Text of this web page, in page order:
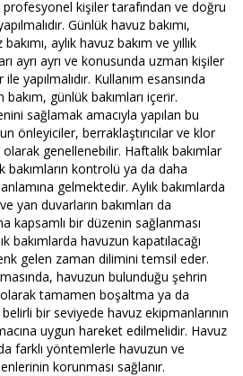
profesyonel kişiler tarafından ve doğru
Günlük havuz bakımı,
aylık havuz bakım ve yıllık
ayrı ayrı ve konusunda uzman kişiler
yapılmalıdır. Kullanım esansında
bakım, günlük bakımları içerir.
sağlamak amacıyla yapılan bu
önleyiciler, berraklaştırıcılar ve klor
genellenebilir. Haftalık bakımlar
bakımların kontrolü ya da daha
gelmektedir. Aylık bakımlarda
yan duvarların bakımları da
kapsamlı bir düzenin sağlanması
bakımlarda havuzun kapatılacağı
gelen zaman dilimini temsil eder.
havuzun bulunduğu şehrin
olarak tamamen boşaltma ya da
bir seviyede havuz ekipmanlarının
uygun hareket edilmelidir. Havuz
farklı yöntemlerle havuzun ve
korunması sağlanır.